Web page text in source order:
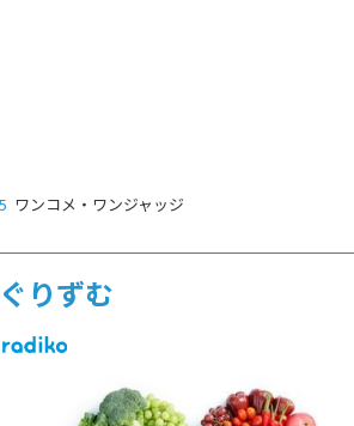
ワンコメ・ワンジャッジ
りずむ